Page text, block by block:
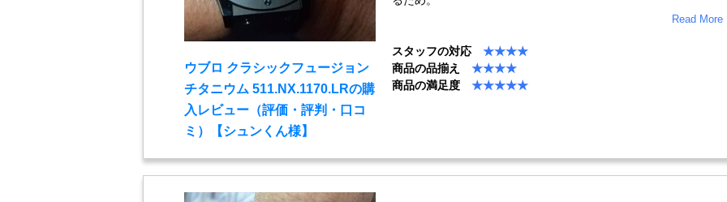
ウブロ クラシックフュージョン
チタニウム 511.NX.1170.LRの購
入レビュー（評価・評判・口コ
ミ）【シュンくん様】
Read More
スタッフの対応★★★★
商品の品揃え★★★★
商品の満足度★★★★★